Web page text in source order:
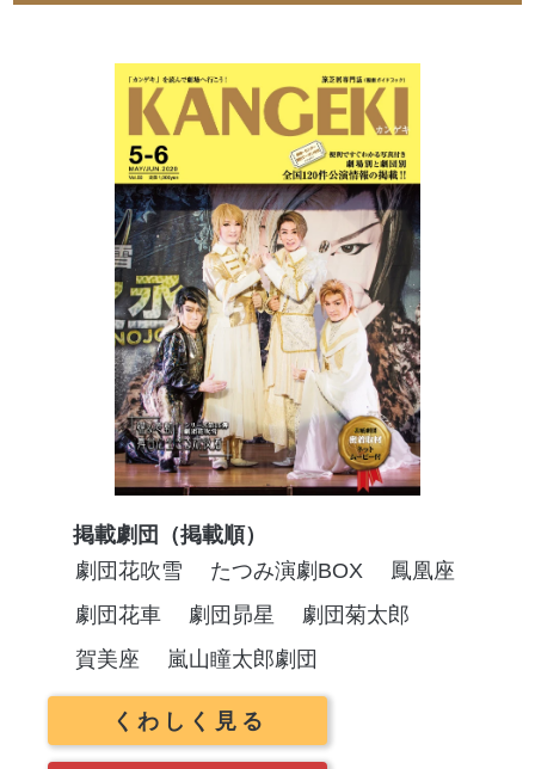
掲載劇団（掲載順）
劇団花吹雪
たつみ演劇BOX
鳳凰座
劇団花車
劇団昴星
劇団菊太郎
賀美座
嵐山瞳太郎劇団
くわしく見る